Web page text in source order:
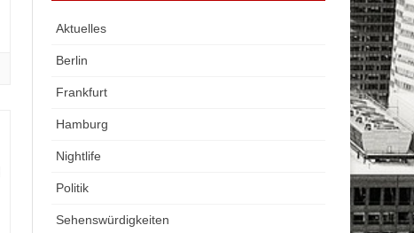
Aktuelles
Berlin
Frankfurt
Hamburg
Nightlife
Politik
Sehenswürdigkeiten